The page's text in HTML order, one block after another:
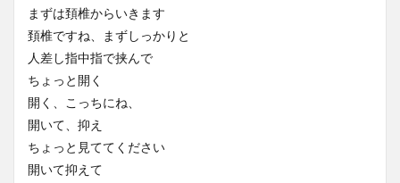
まずは頚椎からいきます
頚椎ですね、まずしっかりと
人差し指中指で挟んで
ちょっと開く
開く、こっちにね、
開いて、抑え
ちょっと見ててください
開いて抑えて